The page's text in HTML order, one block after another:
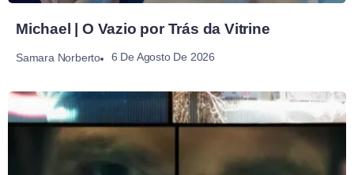
Michael | O Vazio por Trás da Vitrine
Samara Norberto 6 De Agosto De 2026